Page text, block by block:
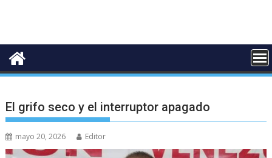
El grifo seco y el interruptor apagado
mayo 20, 2026 Editor